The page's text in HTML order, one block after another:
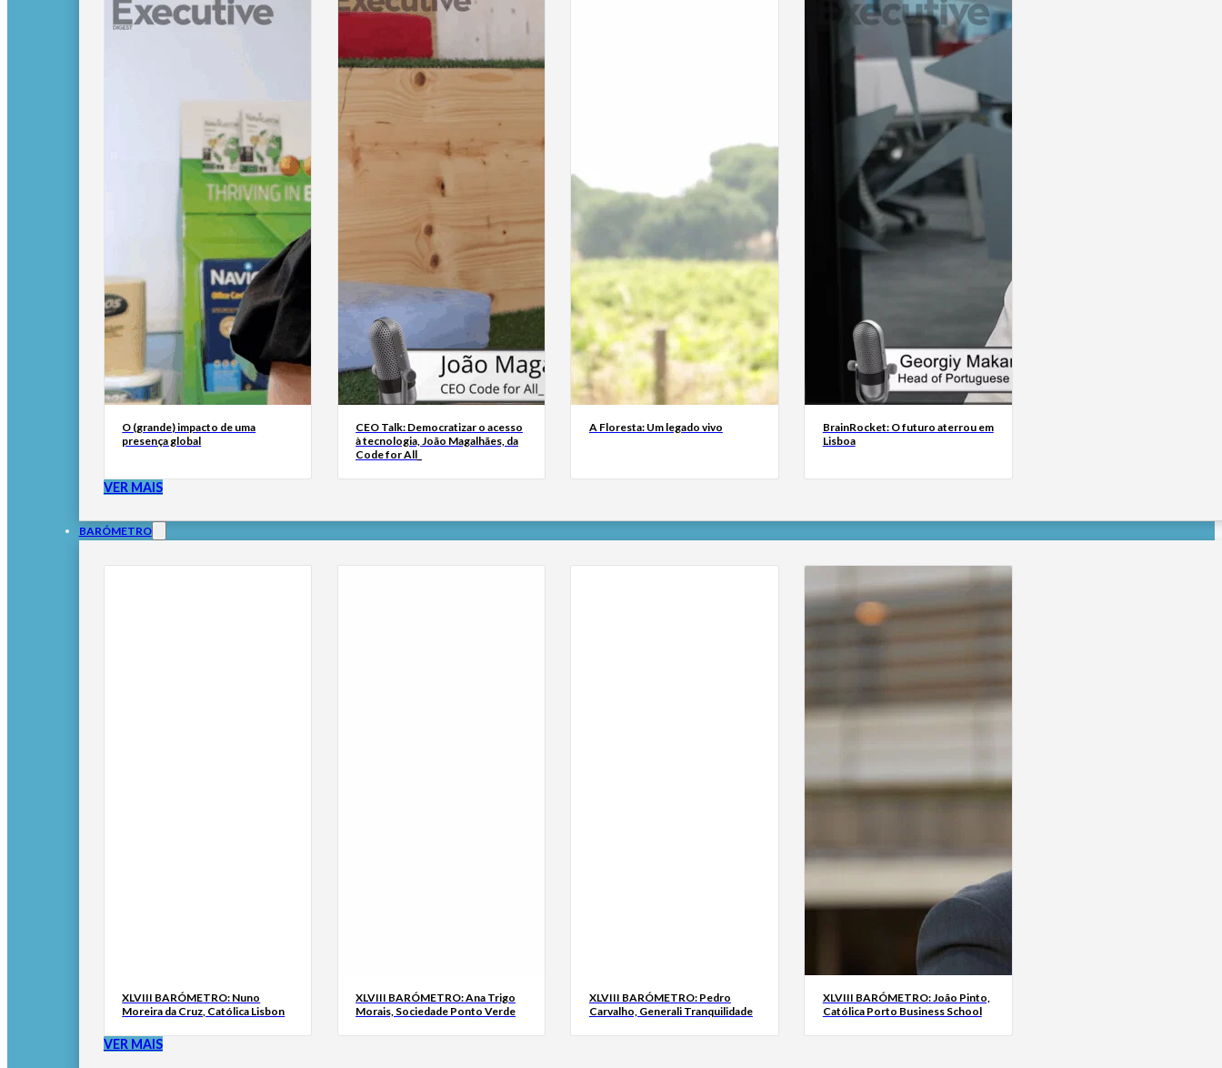
O (grande) impacto de uma
presença global
CEO Talk: Democratizar o acesso
à tecnologia, João Magalhães, da
Code for All_
A Floresta: Um legado vivo
BrainRocket: O futuro aterrou em
Lisboa
VER MAIS
BARÓMETRO
XLVIII BARÓMETRO: Nuno
Moreira da Cruz, Católica Lisbon
XLVIII BARÓMETRO: Ana Trigo
Morais, Sociedade Ponto Verde
XLVIII BARÓMETRO: Pedro
Carvalho, Generali Tranquilidade
XLVIII BARÓMETRO: João Pinto,
Católica Porto Business School
VER MAIS